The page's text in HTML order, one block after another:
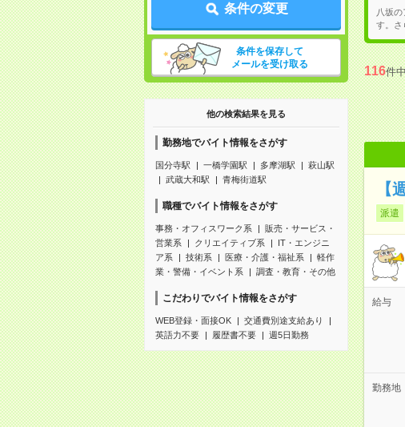
条件の変更
条件を保存して
メールを受け取る
他の検索結果を見る
勤務地でバイト情報をさがす
国分寺駅 一橋学園駅 多摩湖駅
萩山駅
武蔵大和駅
青梅街道駅
職種でバイト情報をさがす
事務・オフィスワーク系
販売・サービス・
営業系
クリエイティブ系
IT・エンジニ
ア系
技術系 医療・介護・福祉系
軽作
業・警備・イベント系
調査・教育・その他
こだわりでバイト情報をさがす
WEB登録・面接OK
交通費別途支給あり
英語力不要
履歴書不要 週5日勤務
八坂の
す。さ
116件
【
派遣
給与
勤務地